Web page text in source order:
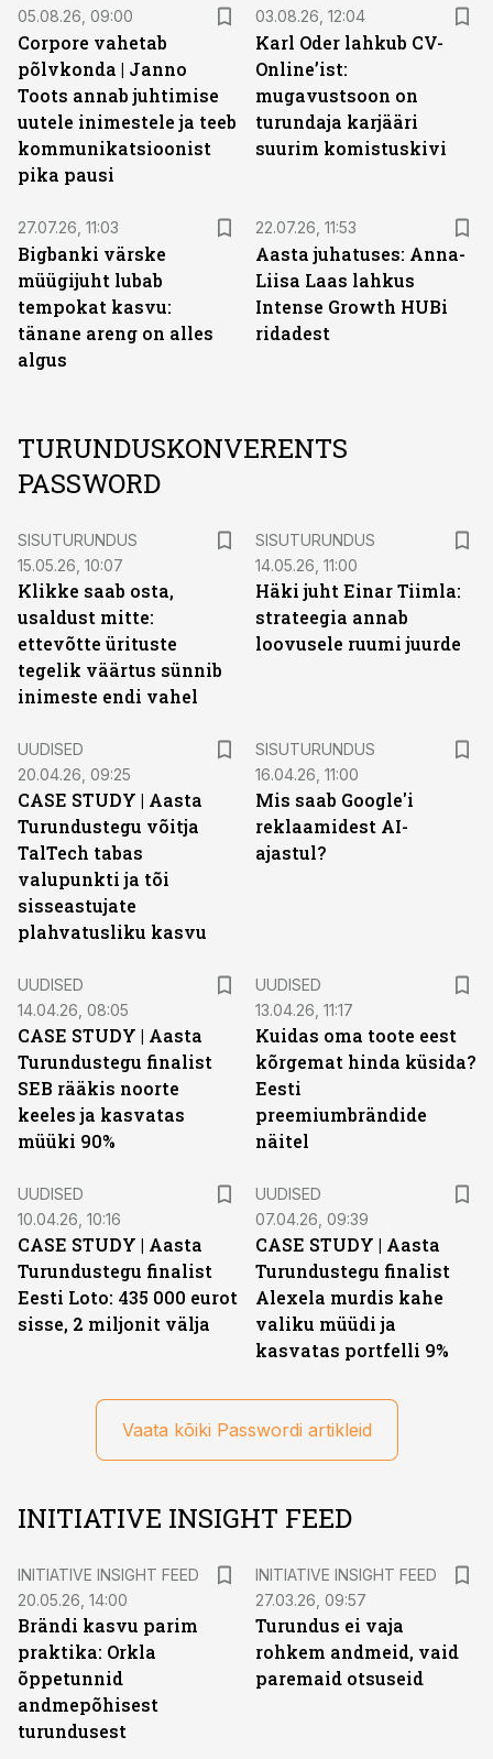
05.08.26, 09:00
Corpore vahetab
põlvkonda | Janno
Toots annab juhtimise
uutele inimestele ja teeb
kommunikatsioonist
pika pausi
03.08.26, 12:04
Karl Oder lahkub CV-
Online’ist:
mugavustsoon on
turundaja karjääri
suurim komistuskivi
27.07.26, 11:03
Bigbanki värske
müügijuht lubab
tempokat kasvu:
tänane areng on alles
algus
22.07.26, 11:53
Aasta juhatuses: Anna-
Liisa Laas lahkus
Intense Growth HUBi
ridadest
TURUNDUSKONVERENTS
PASSWORD
SISUTURUNDUS
15.05.26, 10:07
Klikke saab osta,
usaldust mitte:
ettevõtte ürituste
tegelik väärtus sünnib
inimeste endi vahel
SISUTURUNDUS
14.05.26, 11:00
Häki juht Einar Tiimla:
strateegia annab
loovusele ruumi juurde
UUDISED
20.04.26, 09:25
CASE STUDY | Aasta
Turundustegu võitja
TalTech tabas
valupunkti ja tõi
sisseastujate
plahvatusliku kasvu
SISUTURUNDUS
16.04.26, 11:00
Mis saab Google'i
reklaamidest AI-
ajastul?
UUDISED
14.04.26, 08:05
CASE STUDY | Aasta
Turundustegu finalist
SEB rääkis noorte
keeles ja kasvatas
müüki 90%
UUDISED
13.04.26, 11:17
Kuidas oma toote eest
kõrgemat hinda küsida?
Eesti
preemiumbrändide
näitel
UUDISED
10.04.26, 10:16
CASE STUDY | Aasta
Turundustegu finalist
Eesti Loto: 435 000 eurot
sisse, 2 miljonit välja
UUDISED
07.04.26, 09:39
CASE STUDY | Aasta
Turundustegu finalist
Alexela murdis kahe
valiku müüdi ja
kasvatas portfelli 9%
Vaata kõiki Passwordi artikleid
INITIATIVE INSIGHT FEED
INITIATIVE INSIGHT FEED
20.05.26, 14:00
Brändi kasvu parim
praktika: Orkla
õppetunnid
andmepõhisest
turundusest
INITIATIVE INSIGHT FEED
27.03.26, 09:57
Turundus ei vaja
rohkem andmeid, vaid
paremaid otsuseid